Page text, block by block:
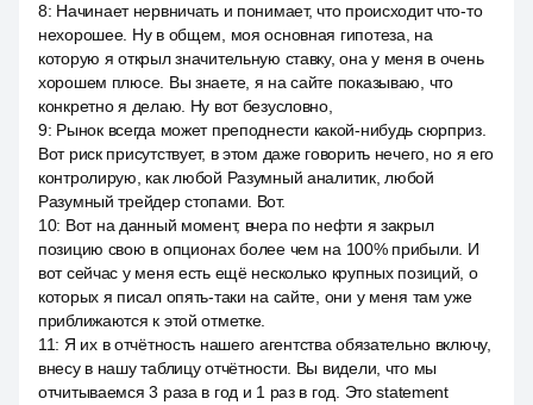
8: Начинает нервничать и понимает, что происходит что-то
нехорошее. Ну в общем, моя основная гипотеза, на
которую я открыл значительную ставку, она у меня в очень
хорошем плюсе. Вы знаете, я на сайте показываю, что
конкретно я делаю. Ну вот безусловно,
9: Рынок всегда может преподнести какой-нибудь сюрприз.
Вот риск присутствует, в этом даже говорить нечего, но я его
контролирую, как любой Разумный аналитик, любой
Разумный трейдер стопами. Вот.
10: Вот на данный момент, вчера по нефти я закрыл
позицию свою в опционах более чем на 100% прибыли. И
вот сейчас у меня есть ещё несколько крупных позиций, о
которых я писал опять-таки на сайте, они у меня там уже
приближаются к этой отметке.
11: Я их в отчётность нашего агентства обязательно включу,
внесу в нашу таблицу отчётности. Вы видели, что мы
отчитываемся 3 раза в год и 1 раз в год. Это statement